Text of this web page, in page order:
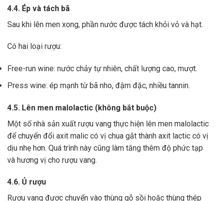
4.4. Ép và tách bã
Sau khi lên men xong, phần nước được tách khỏi vỏ và hạt.
Có hai loại rượu:
Free-run wine: nước chảy tự nhiên, chất lượng cao, mượt.
Press wine: ép mạnh từ bã nho, đậm đặc, nhiều tannin.
4.5. Lên men malolactic (không bắt buộc)
Một số nhà sản xuất rượu vang thực hiện lên men malolactic
để chuyển đổi axit malic có vị chua gắt thành axit lactic có vị
dịu nhẹ hơn. Quá trình này cũng làm tăng thêm độ phức tạp
và hương vị cho rượu vang.
4.6. Ủ rượu
Rượu vang được chuyển vào thùng gỗ sồi hoặc thùng thép